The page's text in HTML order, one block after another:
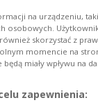
na urządzeniu,
osobowych.
skorzystać z
momencie na
miały wpływu na
zapewnienia: